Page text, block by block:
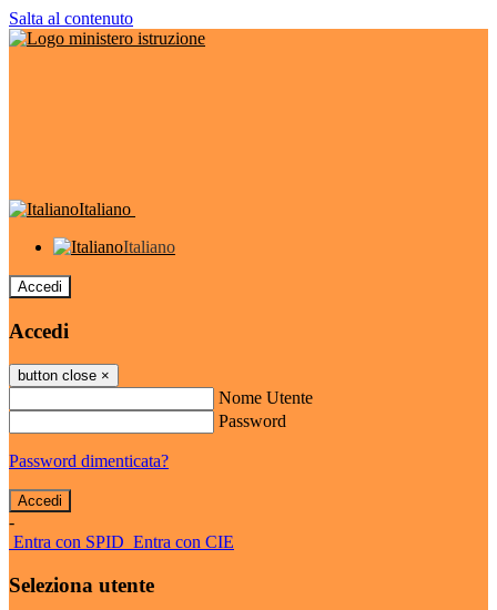
Salta al contenuto
Italiano
Italiano
Accedi
Accedi
button close ×
Nome Utente
Password
Password dimenticata?
-
Entra con SPID Entra con CIE
Seleziona utente